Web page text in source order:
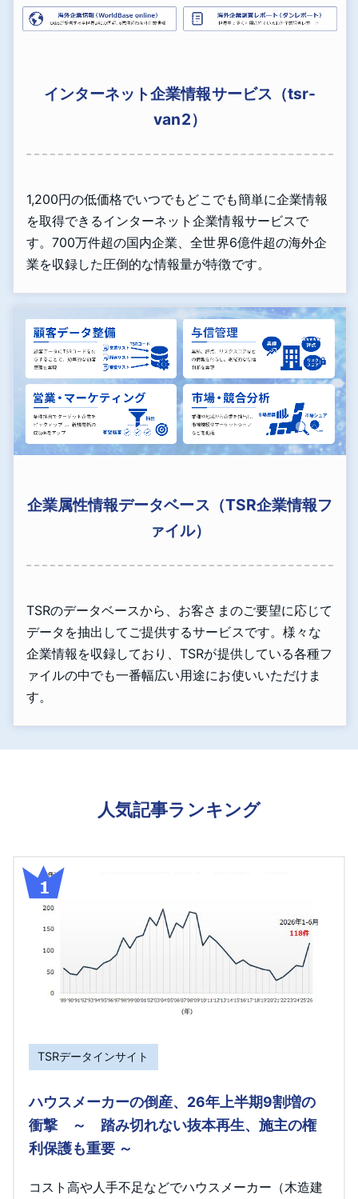
インターネット企業情報サービス（tsr-
van2）
1,200円の低価格でいつでもどこでも簡単に企業情報
を取得できるインターネット企業情報サービスで
す。700万件超の国内企業、全世界6億件超の海外企
業を収録した圧倒的な情報量が特徴です。
企業属性情報データベース（TSR企業情報フ
ァイル）
TSRのデータベースから、お客さまのご要望に応じて
データを抽出してご提供するサービスです。様々な
企業情報を収録しており、TSRが提供している各種フ
ァイルの中でも一番幅広い用途にお使いいただけま
す。
人気記事ランキング
TSRデータインサイト
ハウスメーカーの倒産、26年上半期9割増の
衝撃 ～ 踏み切れない抜本再生、施主の権
利保護も重要 ～
コスト高や人手不足などでハウスメーカー（木造建